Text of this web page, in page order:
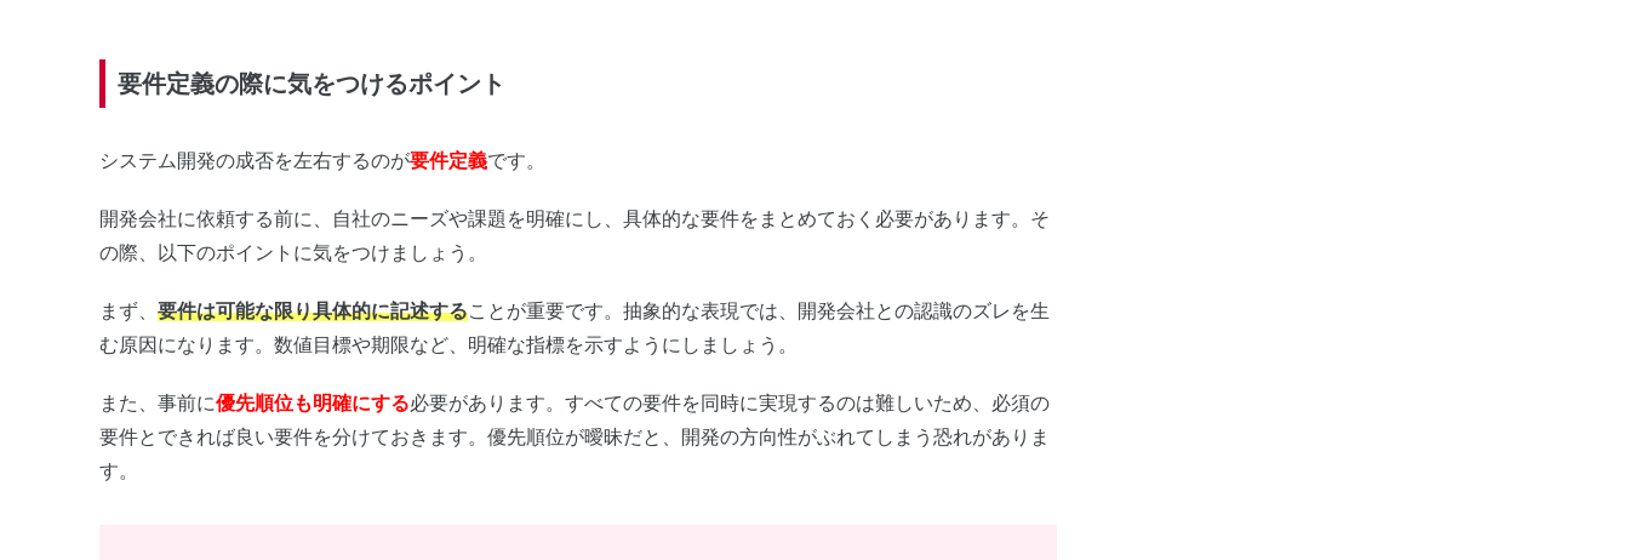
要件定義の際に気をつけるポイント
システム開発の成否を左右するのが要件定義です。
開発会社に依頼する前に、自社のニーズや課題を明確にし、具体的な要件をまとめておく必要があります。そ
の際、以下のポイントに気をつけましょう。
まず、 要件は可能な限り具体的に記述することが重要です。抽象的な表現では、開発会社との認識のズレを生
む原因になります。数値目標や期限など、明確な指標を示すようにしましょう。
また、事前に優先順位も明確にする必要があります。すべての要件を同時に実現するのは難しいため、必須の
要件とできれば良い要件を分けておきます。優先順位が曖昧だと、開発の方向性がぶれてしまう恐れがありま
す。